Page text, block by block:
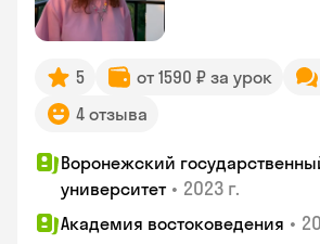
5 от 1590 ₽ за урок
4 отзыва
Воронежский
университет • 2023 г.
Академия востоковедения •